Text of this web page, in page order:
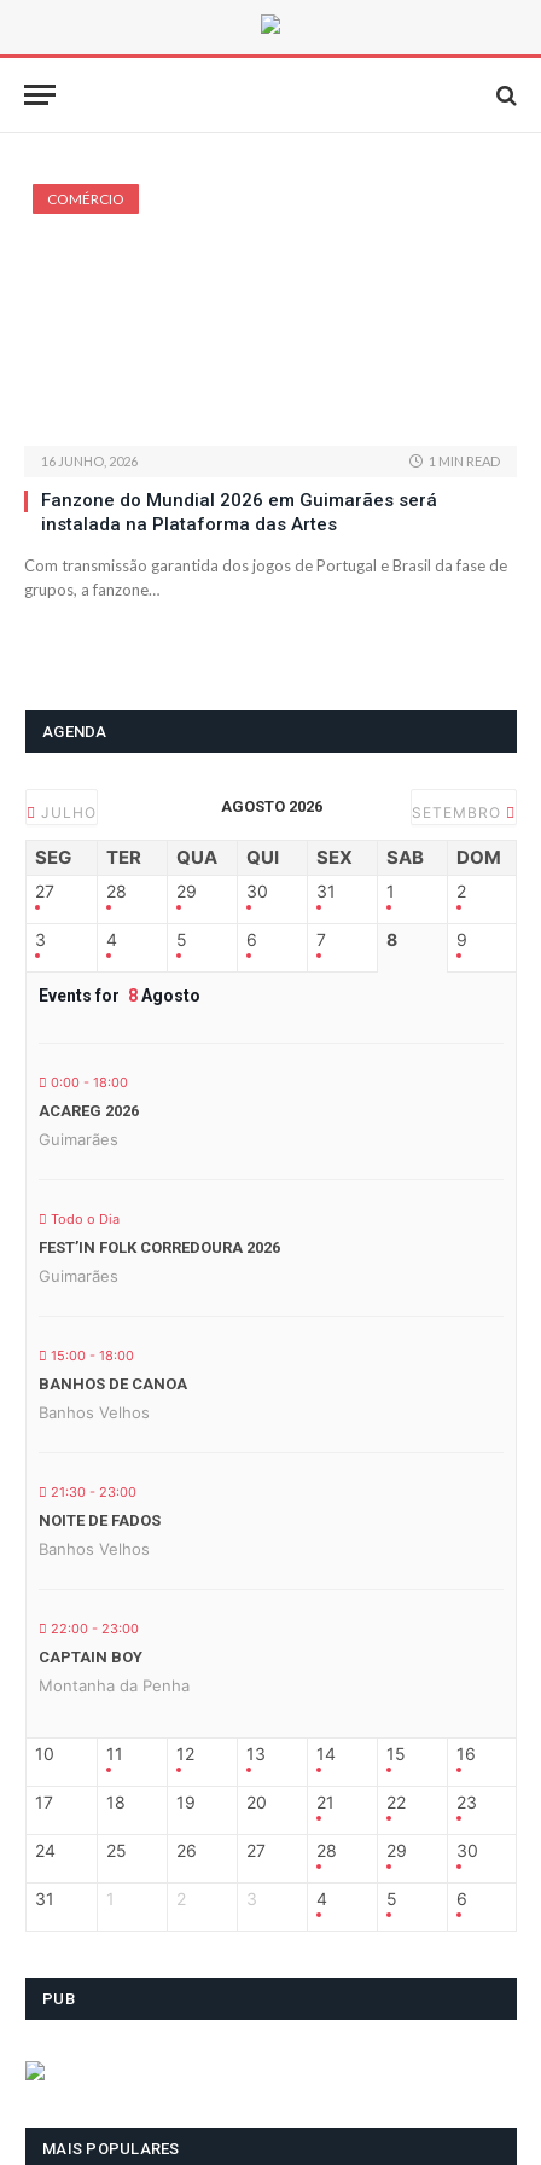
COMÉRCIO
16 JUNHO, 2026 1 MIN READ
Fanzone do Mundial 2026 em Guimarães será
instalada na Plataforma das Artes
Com transmissão garantida dos jogos de Portugal e Brasil da fase de
grupos, a fanzone…
AGENDA
JULHO AGOSTO 2026 SETEMBRO
SEG TER QUA QUI SEX SAB DOM
27 28 29 30 31 1 2
3 4 5 6 7 8 9
Events for 8Agosto
0:00 - 18:00
ACAREG 2026
Guimarães
Todo o Dia
FEST’IN FOLK CORREDOURA 2026
Guimarães
15:00 - 18:00
BANHOS DE CANOA
Banhos Velhos
21:30 - 23:00
NOITE DE FADOS
Banhos Velhos
22:00 - 23:00
CAPTAIN BOY
Montanha da Penha
10 11 12 13 14 15 16
17 18 19 20 21 22 23
24 25 26 27 28 29 30
31 1 2 3 4 5 6
PUB
MAIS POPULARES